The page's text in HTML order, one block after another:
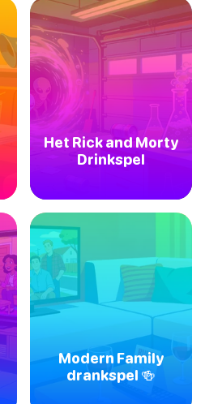
Het Rick and Morty
Drinkspel
Modern Family
drankspel 🍻